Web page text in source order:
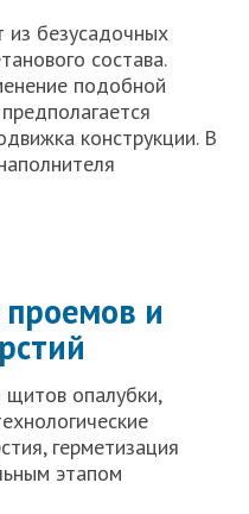
из безусадочных
состава.
подобной
конструкции. В
проемов и
опалубки,
герметизация
этапом